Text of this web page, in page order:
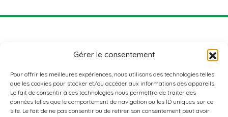
Gérer le consentement
Pour offrir les meilleures expériences, nous utilisons des technologies telles
que les cookies pour stocker et/ou accéder aux informations des appareils.
Le fait de consentir à ces technologies nous permettra de traiter des
données telles que le comportement de navigation ou les ID uniques sur ce
site. Le fait de ne pas consentir ou de retirer son consentement peut avoir
ADRESSE
Nordstad Aktiv+